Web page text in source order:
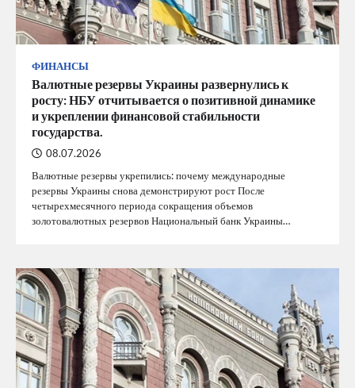
ФИНАНСЫ
Валютные резервы Украины развернулись к
росту: НБУ отчитывается о позитивной динамике
и укреплении финансовой стабильности
государства.
08.07.2026
Валютные резервы укрепились: почему международные
резервы Украины снова демонстрируют рост После
четырехмесячного периода сокращения объемов
золотовалютных резервов Национальный банк Украины…